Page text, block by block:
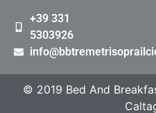
+39 331
5303926
© 2019 Bed And